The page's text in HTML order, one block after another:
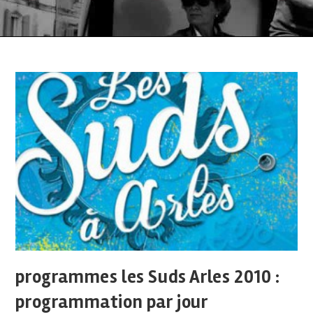
programmes les Suds Arles 2010 :
programmation par jour